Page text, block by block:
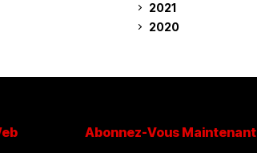
2021
2020
Abonnez-Vous Maintenant